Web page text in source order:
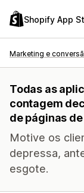
Shopify App
Marketing e
Todas as
contagem
de páginas
Motive os
depressa,
esgote.